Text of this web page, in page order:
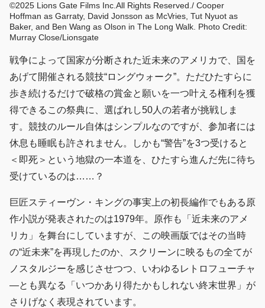
©2025 Lions Gate Films Inc.All Rights Reserved./ Cooper
Hoffman as Garraty, David Jonsson as McVries, Tut Nyuot as
Baker, and Ben Wang as Olson in The Long Walk. Photo Credit:
Murray Close/Lionsgate
戦争によって国家が分断された近未来のアメリカで、国を
あげて開催される競技“ロングウォーク”。ただひたすらに
歩き続けるだけで破格の賞金と願いを一つ叶える権利を獲
得できるこの祭典に、選ばれし50人の若者が挑戦しま
す。競技のルール自体はシンプルなのですが、参加者には
休息も睡眠も許されません。しかも“警告”を3つ受けると
＜即死＞という地獄の一本道を、ひたすら進んだ先に待ち
受けているのは……？
巨匠スティーヴン・キングの事実上の初長編作でもある原
作小説が発表されたのは1979年。原作も「近未来のアメ
リカ」を舞台にしていますが、この映画版ではその当時
の“近未来”を再現したのか、スクリーンに映るもの全てが
ノスタルジーを感じさせつつ、いわゆるレトロフューチャ
―とも異なる「いつかあり得たかもしれない終末世界」が
さりげなく表現されています。